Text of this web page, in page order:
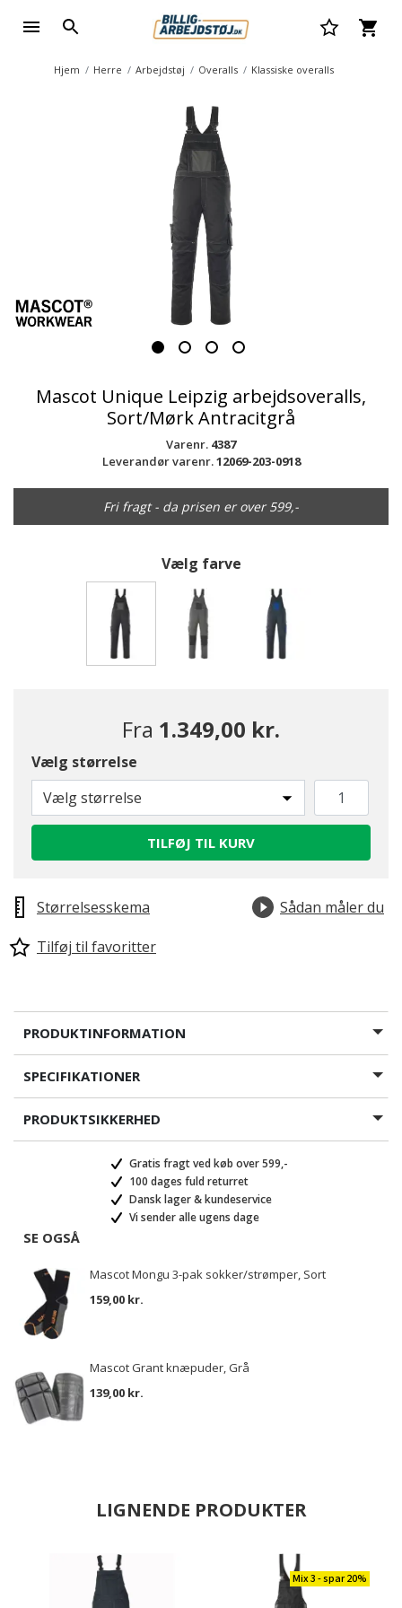
Hjem Herre Arbejdstøj Overalls Klassiske overalls
Mascot Unique Leipzig arbejdsoveralls,
Sort/Mørk Antracitgrå
Varenr. 4387
Leverandør varenr.12069-203-0918
Fri fragt - da prisen er over 599,-
Vælg farve
Fra 1.349,00 kr.
Vælg størrelse
Vælg størrelse
TILFØJ TIL KURV
Størrelsesskema
Sådan måler du
Tilføj til favoritter
PRODUKTINFORMATION
SPECIFIKATIONER
PRODUKTSIKKERHED
Gratis fragt ved køb over 599,-
100 dages fuld returret
Dansk lager & kundeservice
Vi sender alle ugens dage
SE OGSÅ
Mascot Mongu 3-pak sokker/strømper, Sort
159,00 kr.
Mascot Grant knæpuder, Grå
139,00 kr.
LIGNENDE PRODUKTER
Mix 3 - spar 20%